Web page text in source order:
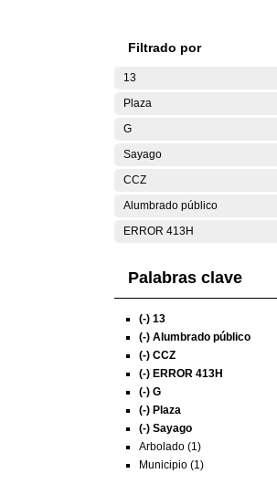
Filtrado por
13
Plaza
G
Sayago
CCZ
Alumbrado público
ERROR 413H
Palabras clave
(-) 13
(-) Alumbrado público
(-) CCZ
(-) ERROR 413H
(-) G
(-) Plaza
(-) Sayago
Arbolado (1)
Municipio (1)